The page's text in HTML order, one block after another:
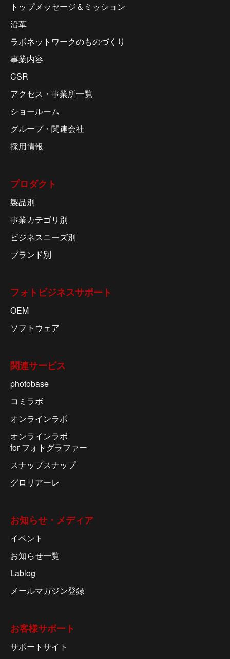
トップメッセージ＆ミッション
沿革
ラボネットワークのものづくり
事業内容
CSR
アクセス・事業所一覧
ショールーム
グループ・関連会社
採用情報
プロダクト
製品別
事業カテゴリ別
ビジネスニーズ別
ブランド別
フォトビジネスサポート
OEM
ソフトウェア
関連サービス
photobase
コミラボ
オンラインラボ
オンラインラボ
for フォトグラファー
スナップスナップ
グロリアーレ
お知らせ・メディア
イベント
お知らせ一覧
Lablog
メールマガジン登録
お客様サポート
サポートサイト